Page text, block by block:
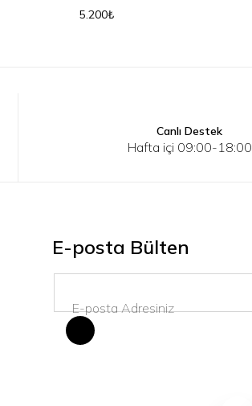
M L
5.200₺
Canlı Destek
Hafta içi 09:00-18:00
E-posta Bülten